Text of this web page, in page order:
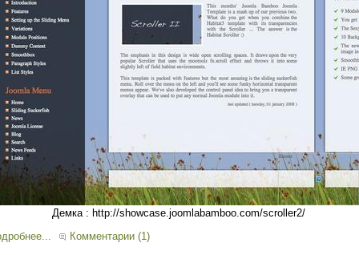
Демка : http://showcase.joomlabamboo.com/scroller2/
Комментарии (1)